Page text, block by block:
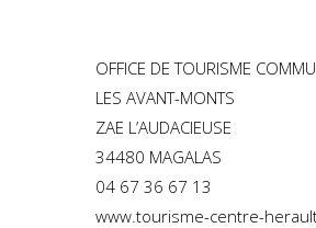
OFFICE DE TOURISME
LES AVANT-MONTS
ZAE L’AUDACIEUSE
34480 MAGALAS
04 67 36 67 13
www.tourisme-centre-